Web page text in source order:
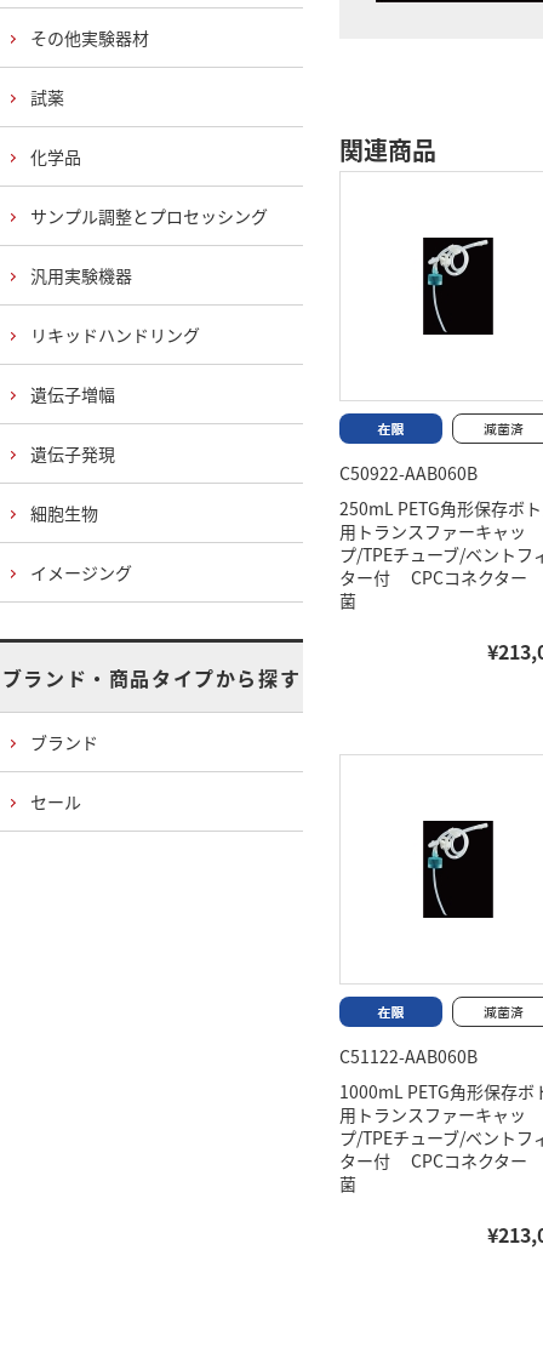
関連商品
C50922-AAB060B
250mL PETG角形保存ボ
用トランスファーキャッ
プ/TPEチューブ/ベントフ
ター付 CPCコネクター
菌
C51122-AAB060B
1000mL PETG角形保存ボ
用トランスファーキャッ
プ/TPEチューブ/ベントフ
ター付 CPCコネクター
菌
その他実験器材
試薬
化学品
サンプル調整とプロセッシング
汎用実験機器
リキッドハンドリング
遺伝子増幅
遺伝子発現
細胞生物
イメージング
ブランド・商品タイプから探す
ブランド
セール